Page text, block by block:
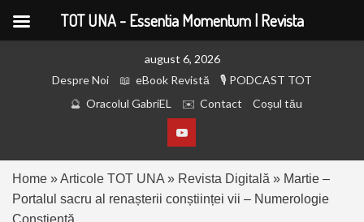
august 6, 2026
Despre Noi
eBook Revistă
PODCAST TOT
Oracolul GabriEL
Contact Coșul tău
Home »Articole TOT UNA » Revista Digitală » Martie –
Portalul sacru al renașterii conștiinței vii – Numerologie
Conștientă
TOT UNA - Essentia Momentum | Revista